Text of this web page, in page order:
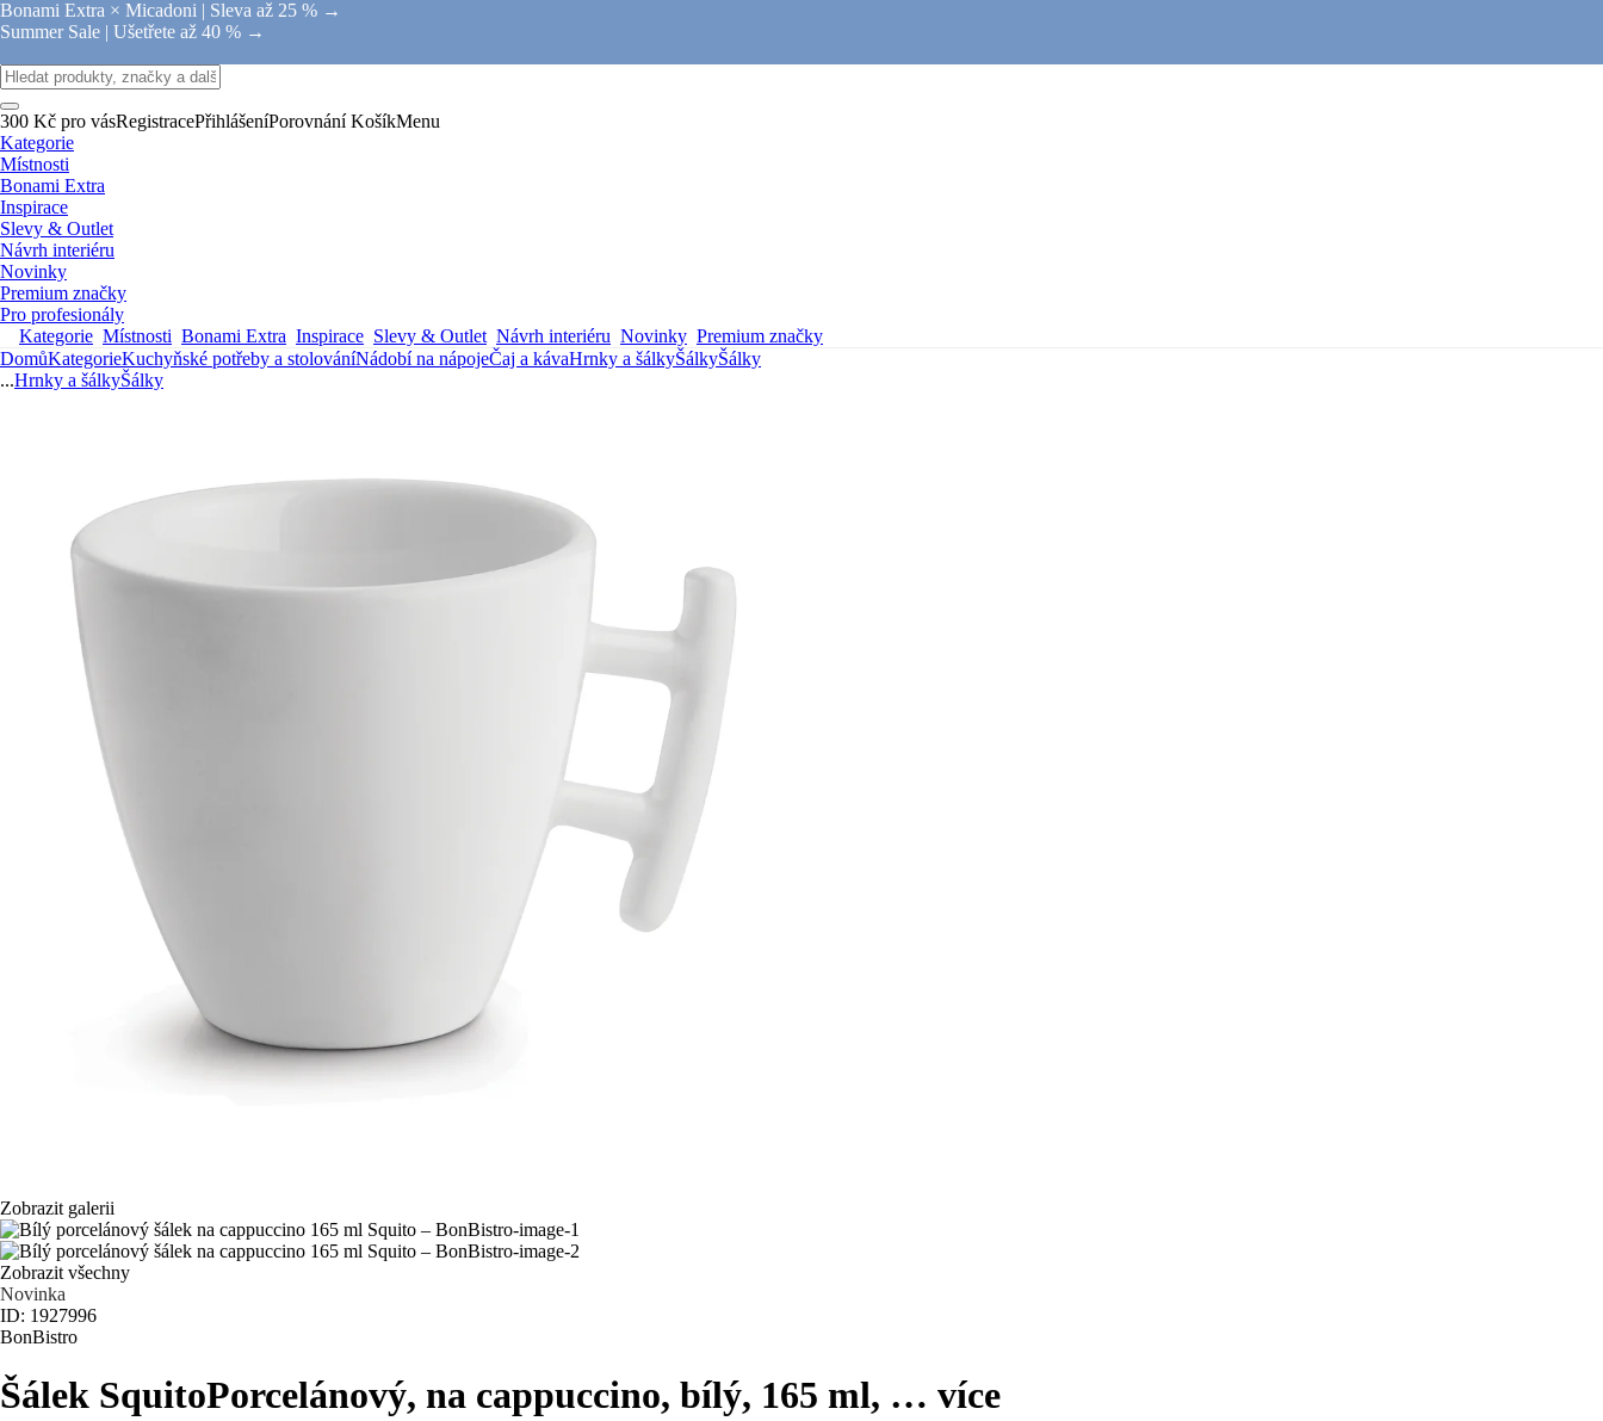
Bonami Extra × Micadoni | Sleva až 25 % →
Summer Sale | Ušetřete až 40 % →
300 Kč pro vásRegistracePřihlášeníPorovnání KošíkMenu
Kategorie
Místnosti
Bonami Extra
Inspirace
Slevy & Outlet
Návrh interiéru
Novinky
Premium značky
Pro profesionály
Kategorie Místnosti Bonami Extra Inspirace Slevy & Outlet Návrh interiéru Novinky Premium značky
DomůKategorieKuchyňské potřeby a stolováníNádobí na nápojeČaj a kávaHrnky a šálkyŠálkyŠálky
...Hrnky a šálkyŠálky
Zobrazit galerii
Zobrazit všechny
Novinka
ID: 1927996
BonBistro
Šálek SquitoPorcelánový, na cappuccino, bílý, 165 ml, … více